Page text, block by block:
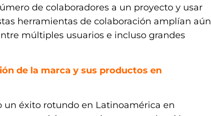
de colaboradores a un proyecto y usar
herramientas de colaboración amplían aún
múltiples usuarios e incluso grandes
de la marca y sus productos en
éxito rotundo en Latinoamérica en